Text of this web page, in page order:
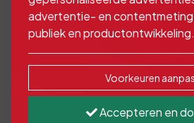
kunnen wij u ook
financiering vastgoed
voorraadfinanciering
inkoopfinanciering
advertentie- en
publiek en productontwikkeling.
Voorkeuren
Accepteren en